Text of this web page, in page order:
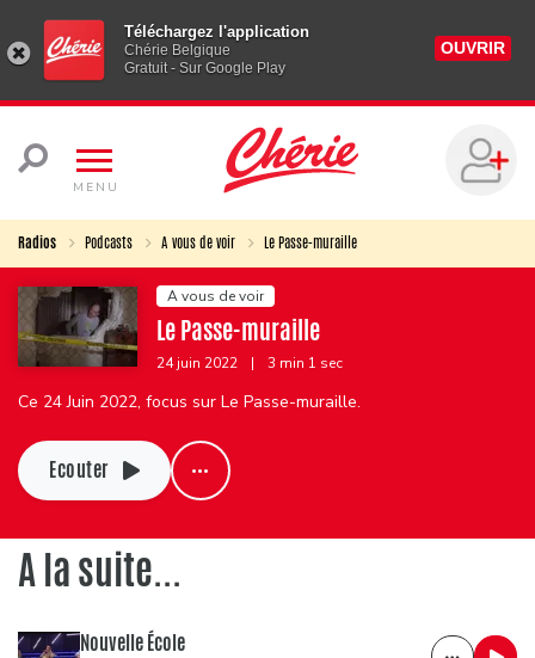
Téléchargez l'application
Chérie Belgique
Gratuit - Sur Google Play
OUVRIR
MENU
Radios Podcasts A vous de voir Le Passe-muraille
A vous de voir
Le Passe-muraille
24 juin 2022 | 3 min 1 sec
Ce 24 Juin 2022, focus sur Le Passe-muraille.
Ecouter
A la suite...
Nouvelle École